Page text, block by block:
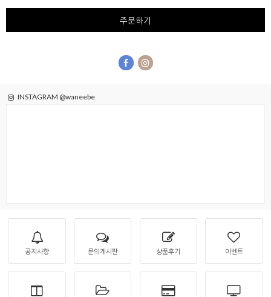
주문하기
INSTAGRAM @waneebe
공지사항 문의게시판 상품후기 이벤트